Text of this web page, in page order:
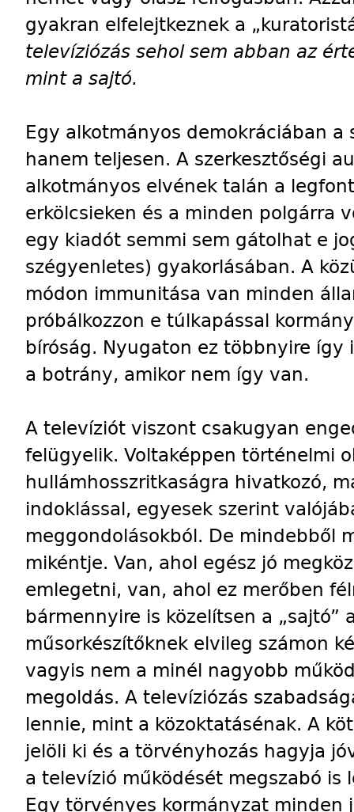
gyakran elfelejtkeznek a
televíziózás sehol sem abban az
mint a sajtó.
Egy alkotmányos demokráciában
hanem teljesen. A szerkesztőségi
alkotmányos elvének talán a
erkölcsieken és a minden polgárra
egy kiadót semmi sem gátolhat e
szégyenletes) gyakorlásában. A
módon immunitása van minden
próbálkozzon e túlkapással
bíróság. Nyugaton ez többnyire így
a botrány, amikor nem így van.
A televíziót viszont csakugyan
felügyelik. Voltaképpen történelmi
hullámhosszritkaságra hivatkozó,
indoklással, egyesek szerint
meggondolásokból. De mindebből
mikéntje. Van, ahol egész jó
emlegetni, van, ahol ez merőben
bármennyire is közelítsen a „sajtó”
műsorkészítőknek elvileg számon
vagyis nem a minél nagyobb
megoldás. A televíziózás
lennie, mint a közoktatásénak. A
jelöli ki és a törvényhozás hagyja
a televízió működését megszabó
Egy törvényes kormányzat minden